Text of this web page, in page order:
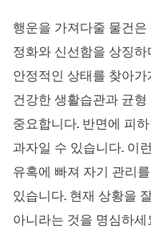
행운을 가져다줄 물건
정화와 신선함을 상징
안정적인 상태를 찾아
건강한 생활습관과 균
중요합니다. 반면에 피
과자일 수 있습니다. 이
유혹에 빠져 자기 관리
있습니다. 현재 상황을
아니라는 것을 명심하세